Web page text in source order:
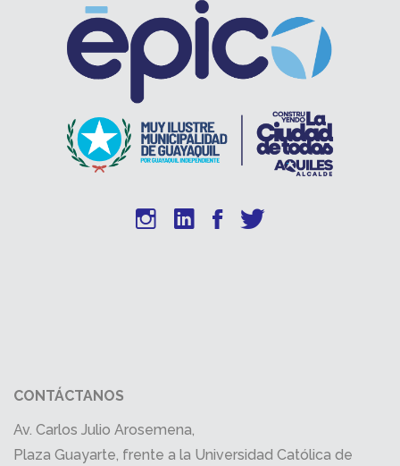
CONTÁCTANOS
Av. Carlos Julio Arosemena,
Plaza Guayarte, frente a la Universidad Católica de